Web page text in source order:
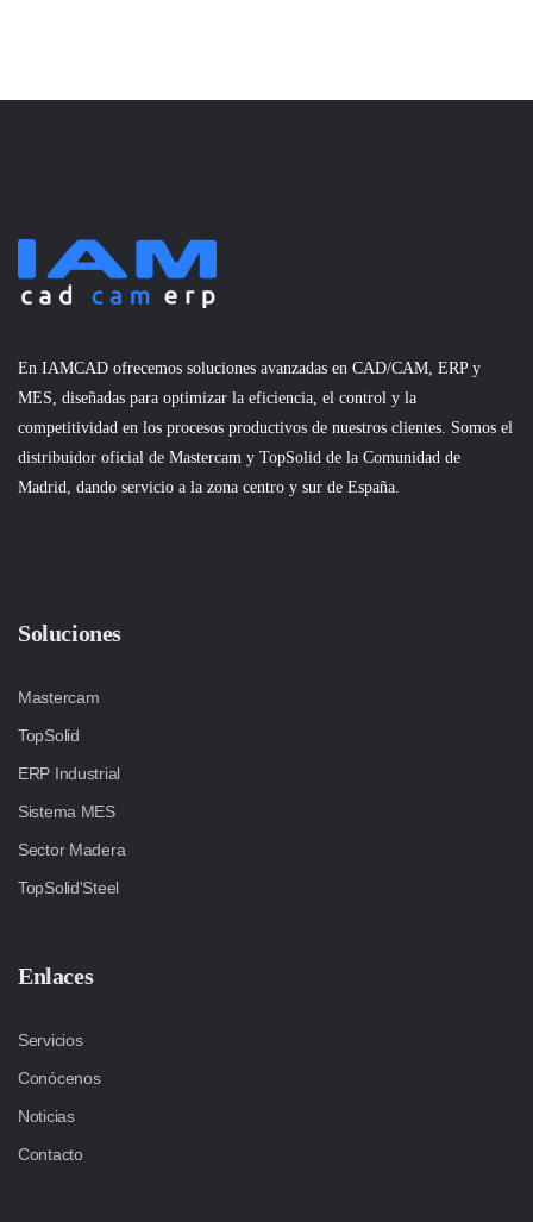
En IAMCAD ofrecemos soluciones avanzadas en CAD/CAM, ERP y
MES, diseñadas para optimizar la eficiencia, el control y la
competitividad en los procesos productivos de nuestros clientes. Somos el
distribuidor oficial de Mastercam y TopSolid de la Comunidad de
Madrid, dando servicio a la zona centro y sur de España.
Soluciones
Mastercam
TopSolid
ERP Industrial
Sistema MES
Sector Madera
TopSolid'Steel
Enlaces
Servicios
Conócenos
Noticias
Contacto